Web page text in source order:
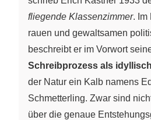
fliegende Klassenzimmer. Im
rauen und gewaltsamen
beschreibt er im Vorwort
Schreibprozess als idyllisch
der Natur ein Kalb namens
Schmetterling. Zwar sind
über die genaue